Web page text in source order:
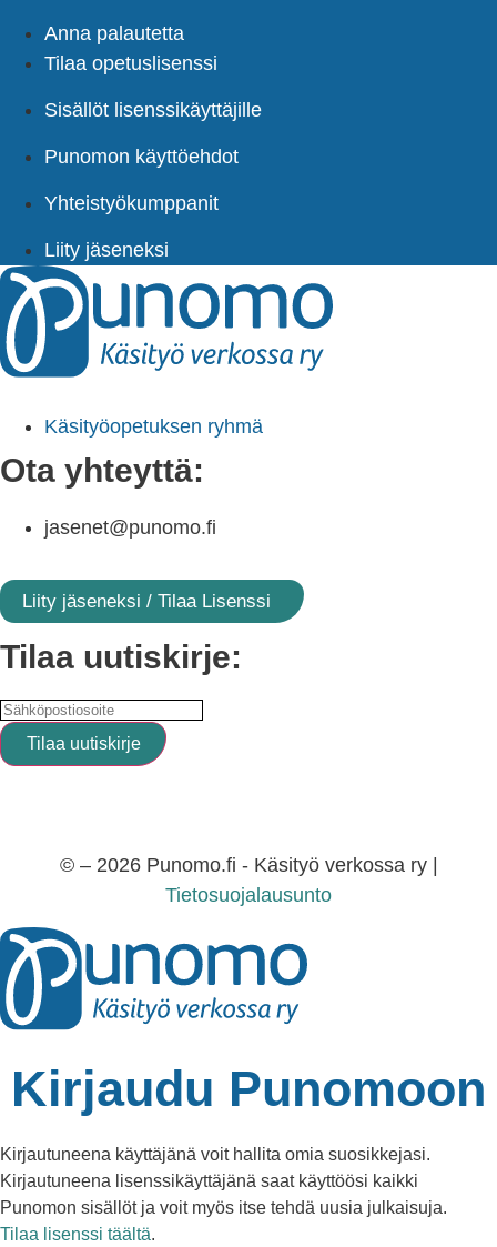
Anna palautetta
Tilaa opetuslisenssi
Sisällöt lisenssikäyttäjille
Punomon käyttöehdot
Yhteistyökumppanit
Liity jäseneksi
Käsityöopetuksen ryhmä
Ota yhteyttä:
jasenet@punomo.fi
Liity jäseneksi / Tilaa Lisenssi
Tilaa uutiskirje:
© – 2026 Punomo.fi - Käsityö verkossa ry |
Tietosuojalausunto
Kirjaudu Punomoon
Kirjautuneena käyttäjänä voit hallita omia suosikkejasi.
Kirjautuneena lisenssikäyttäjänä saat käyttöösi kaikki
Punomon sisällöt ja voit myös itse tehdä uusia julkaisuja.
Tilaa lisenssi täältä.